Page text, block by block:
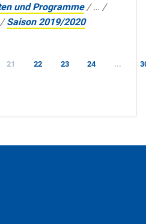
und Programme /… /
/Saison 2019/2020
21 22 23 24 ...